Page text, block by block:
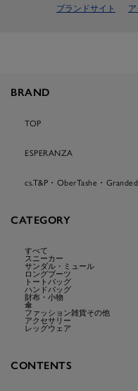
ブランドサイト
BRAND
TOP
ESPERANZA
cs.T&P・OberTashe・
CATEGORY
すべて
スニーカー
サンダル・ミュール
ロングブーツ
トートバッグ
ハンドバッグ
財布・小物
傘
ファッション雑貨その他
アクセサリー
レッグウェア
CONTENTS